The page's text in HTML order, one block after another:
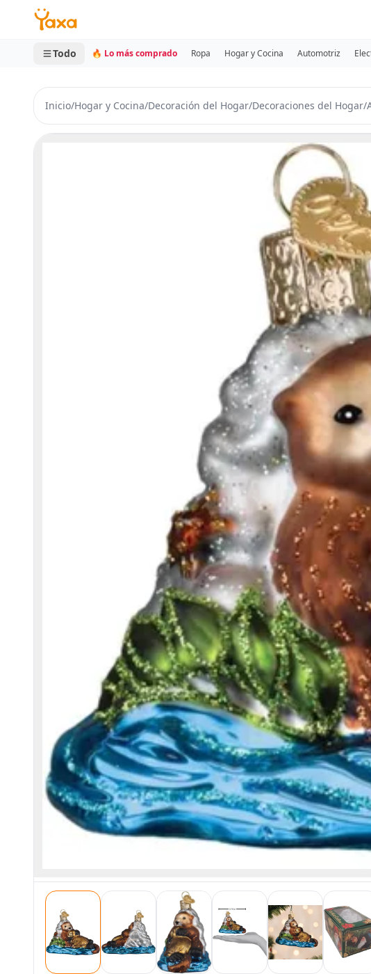
MINI CARRITO
0 productos
Todo 🔥 Lo más comprado Ropa Hogar y Cocina Automotriz
Inicio/Hogar y Cocina/Decoración del Hogar/Decoraciones del Hogar/